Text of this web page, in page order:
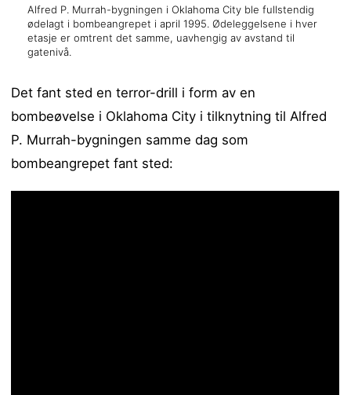
Alfred P. Murrah-bygningen i Oklahoma City ble fullstendig
ødelagt i bombeangrepet i april 1995. Ødeleggelsene i hver
etasje er omtrent det samme, uavhengig av avstand til
gatenivå.
Det fant sted en terror-drill i form av en
bombeøvelse i Oklahoma City i tilknytning til Alfred
P. Murrah-bygningen samme dag som
bombeangrepet fant sted: